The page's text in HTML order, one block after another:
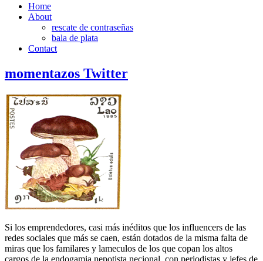
Home
About
rescate de contraseñas
bala de plata
Contact
momentazos Twitter
Si los emprendedores, casi más inéditos que los influencers de las
redes sociales que más se caen, están dotados de la misma falta de
miras que los familares y lameculos de los que copan los altos
cargos de la endogamia nepotista necional, con periodistas y jefes de